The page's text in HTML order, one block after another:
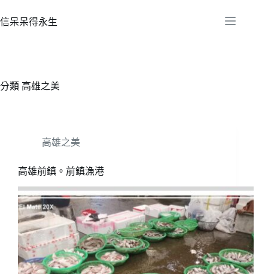
至
容
信呆呆得永生
分類 高雄之美
高雄之美
高雄前鎮。前鎮漁港